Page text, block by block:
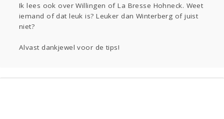
Ik lees ook over Willingen of La Bresse Hohneck. Weet
iemand of dat leuk is? Leuker dan Winterberg of juist
niet?
Alvast dankjewel voor de tips!